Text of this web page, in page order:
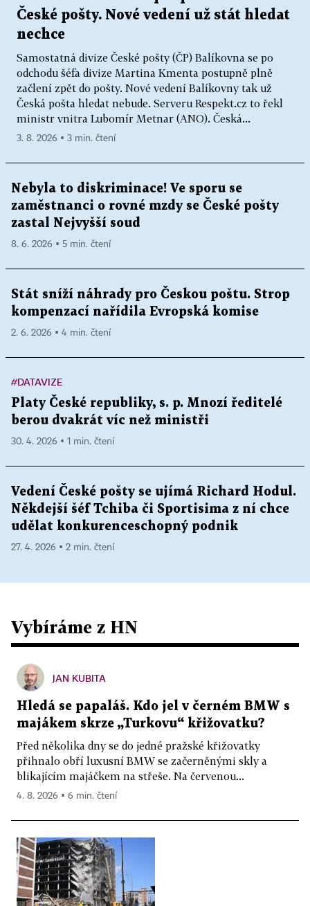
České pošty. Nové vedení už stát hledat
nechce
Samostatná divize České pošty (ČP) Balíkovna se po
odchodu šéfa divize Martina Kmenta postupně plně
začlení zpět do pošty. Nové vedení Balíkovny tak už
Česká pošta hledat nebude. Serveru Respekt.cz to řekl
ministr vnitra Lubomír Metnar (ANO). Česká...
3. 8. 2026 ▪ 3 min. čtení
Nebyla to diskriminace! Ve sporu se
zaměstnanci o rovné mzdy se České pošty
zastal Nejvyšší soud
8. 6. 2026 ▪ 5 min. čtení
Stát sníží náhrady pro Českou poštu. Strop
kompenzací nařídila Evropská komise
2. 6. 2026 ▪ 4 min. čtení
#DATAVIZE
Platy České republiky, s. p. Mnozí ředitelé
berou dvakrát víc než ministři
30. 4. 2026 ▪ 1 min. čtení
Vedení České pošty se ujímá Richard Hodul.
Někdejší šéf Tchiba či Sportisima z ní chce
udělat konkurenceschopný podnik
27. 4. 2026 ▪ 2 min. čtení
Vybíráme z HN
JAN KUBITA
Hledá se papaláš. Kdo jel v černém BMW s
majákem skrze „Turkovu“ křižovatku?
Před několika dny se do jedné pražské křižovatky
přihnalo obří luxusní BMW se začerněnými skly a
blikajícím majáčkem na střeše. Na červenou...
4. 8. 2026 ▪ 6 min. čtení